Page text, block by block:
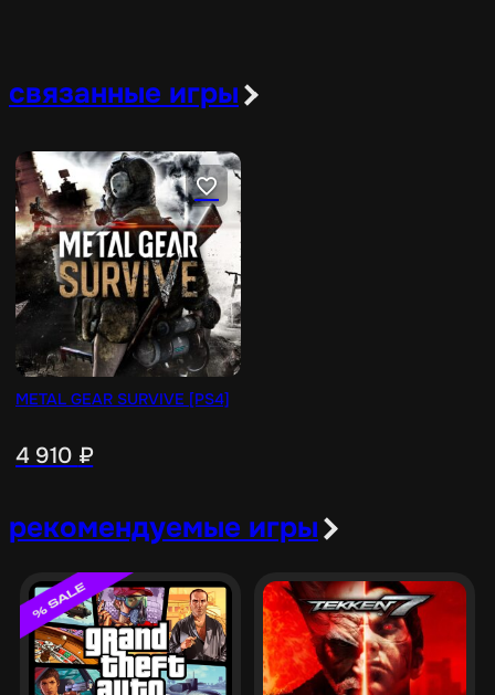
связанные игры
METAL GEAR SURVIVE [PS4]
4 910 ₽
рекомендуемые игры